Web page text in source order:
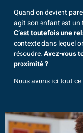
Quand on devient
agit son enfant est un
C’est toutefois une
contexte dans lequel
résoudre.Avez-vous
proximité ?
Nous avons ici tout